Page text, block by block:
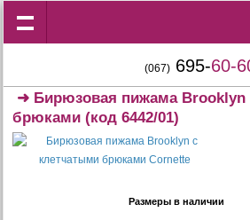
(067) 695-60-
➜ Бирюзовая пижама Brooklyn
брюками (код 6442/01)
Размеры в наличии